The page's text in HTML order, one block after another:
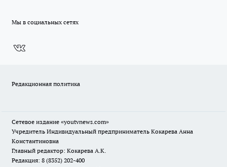
Мы в социальных сетях
Редакционная политика
Сетевое издание «youtvnews.com»
Учредитель Индивидуальный предприниматель Кокарева Анна
Константиновна
Главный редактор: Кокарева А.К.
Редакция: 8 (8352) 202-400